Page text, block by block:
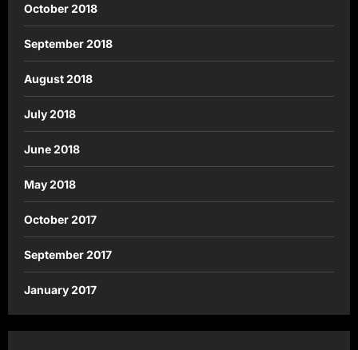
October 2018
September 2018
August 2018
July 2018
June 2018
May 2018
October 2017
September 2017
January 2017